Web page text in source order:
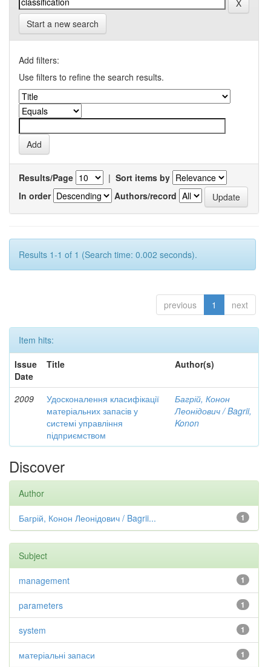
Start a new search
Add filters:
Use filters to refine the search results.
Results/Page | Sort items by
In order
Authors/record
Results 1-1 of 1 (Search time: 0.002 seconds).
previous 1 next
Item hits:
Issue
Date
Title Author(s)
2009
Удосконалення класифікації
матеріальних запасів у
системі управління
підприємством
Багрій, Конон
Леонідович / Bagrii,
Konon
Discover
Author
1
Багрій, Конон Леонідович / Bagrii...
Subject
1
management
1
parameters
1
system
1
матеріальні запаси